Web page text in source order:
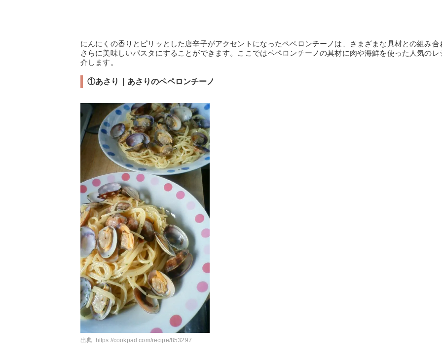
にんにくの香りとピリッとした唐辛子がアクセントになったペペロンチーノは、さまざまな具材との組み合
さらに美味しいパスタにすることができます。ここではペペロンチーノの具材に肉や海鮮を使った人気のレ
介します。
①あさり｜あさりのペペロンチーノ
出典: https://cookpad.com/recipe/853297